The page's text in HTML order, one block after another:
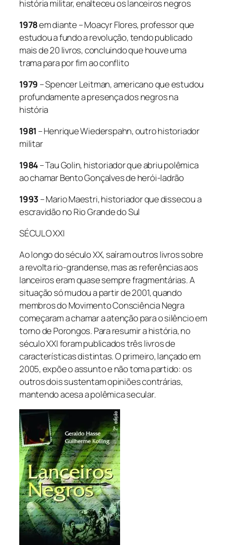
história militar, enalteceu os lanceiros negros
1978em diante – Moacyr Flores, professor que
estudou a fundo a revolução, tendo publicado
mais de 20 livros, concluindo que houve uma
trama para por fim ao conflito
1979 – Spencer Leitman, americano que estudou
profundamente a presença dos negros na
história
1981 – Henrique Wiederspahn, outro historiador
militar
1984– Tau Golin, historiador que abriu polêmica
ao chamar Bento Gonçalves de herói-ladrão
1993 – Mario Maestri, historiador que dissecou a
escravidão no Rio Grande do Sul
SÉCULO XXI
Ao longo do século XX, saíram outros livros sobre
a revolta rio-grandense, mas as referências aos
lanceiros eram quase sempre fragmentárias. A
situação só mudou a partir de 2001, quando
membros do Movimento Consciência Negra
começaram a chamar a atenção para o silêncio em
torno de Porongos. Para resumir a história, no
século XXI foram publicados três livros de
características distintas. O primeiro, lançado em
2005, expõe o assunto e não toma partido: os
outros dois sustentam opiniões contrárias,
mantendo acesa a polêmica secular.